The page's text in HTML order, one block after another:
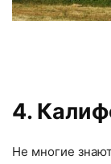
4.
Не многие